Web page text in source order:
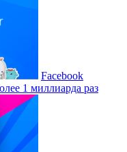
Facebook
1 миллиарда раз